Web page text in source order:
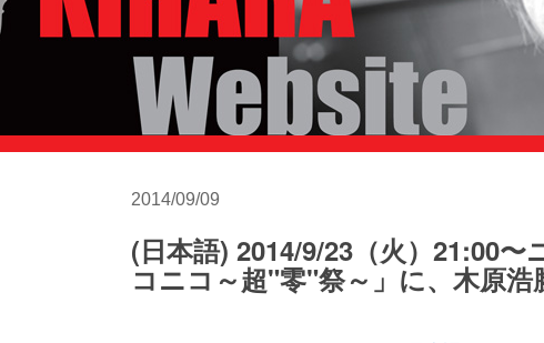
2014/09/09
(日本語) 2014/9/23（火）21:00〜
コニコ～超"零"祭～」に、木原浩